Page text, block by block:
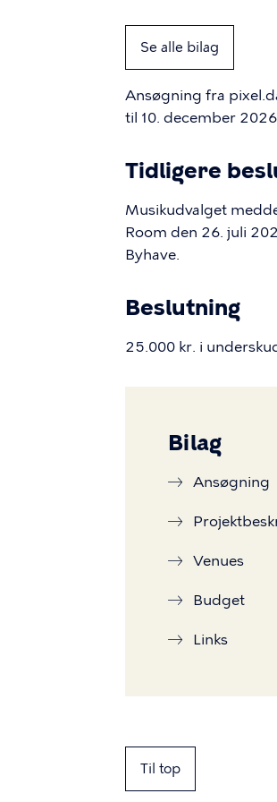
Se alle bilag
Ansøgning fra
til 10. december
Tidligere
Musikudvalget
Room den 26. juli
Byhave.
Beslutning
25.000 kr. i
Bilag
Ansøgning
Venues
Budget
Links
Til top